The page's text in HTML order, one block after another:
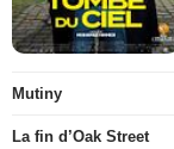
Mutiny
La fin d’Oak Street